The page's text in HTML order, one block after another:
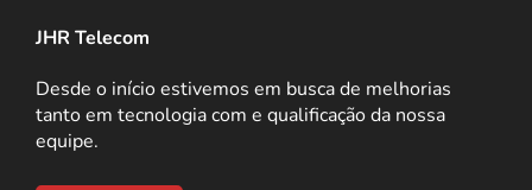
JHR Telecom
Desde o início estivemos em busca de melhorias
tanto em tecnologia com e qualificação da nossa
equipe.